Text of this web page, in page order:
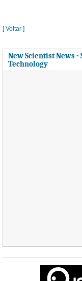
[ Voltar ]
New Scientist News -
Technology